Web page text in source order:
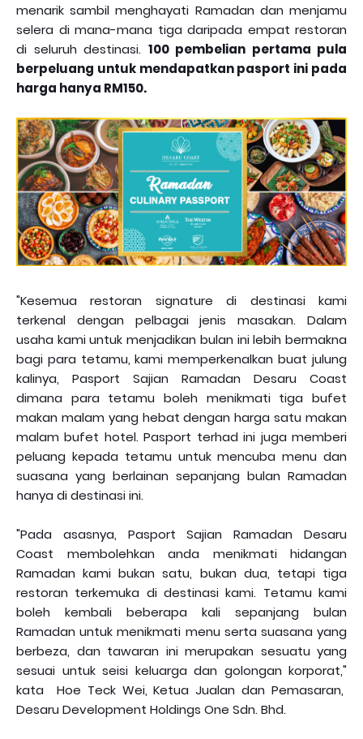
menarik sambil menghayati Ramadan dan menjamu
selera di mana-mana tiga daripada empat restoran
di seluruh destinasi. 100 pembelian pertama pula
berpeluang untuk mendapatkan pasport ini pada
harga hanya RM150.
"Kesemua restoran signature di destinasi kami
terkenal dengan pelbagai jenis masakan. Dalam
usaha kami untuk menjadikan bulan ini lebih bermakna
bagi para tetamu, kami memperkenalkan buat julung
kalinya, Pasport Sajian Ramadan Desaru Coast
dimana para tetamu boleh menikmati tiga bufet
makan malam yang hebat dengan harga satu makan
malam bufet hotel. Pasport terhad ini juga memberi
peluang kepada tetamu untuk mencuba menu dan
suasana yang berlainan sepanjang bulan Ramadan
hanya di destinasi ini.
"Pada asasnya, Pasport Sajian Ramadan Desaru
Coast membolehkan anda menikmati hidangan
Ramadan kami bukan satu, bukan dua, tetapi tiga
restoran terkemuka di destinasi kami. Tetamu kami
boleh kembali beberapa kali sepanjang bulan
Ramadan untuk menikmati menu serta suasana yang
berbeza, dan tawaran ini merupakan sesuatu yang
sesuai untuk seisi keluarga dan golongan korporat,"
kata Hoe Teck Wei, Ketua Jualan dan Pemasaran,
Desaru Development Holdings One Sdn. Bhd.